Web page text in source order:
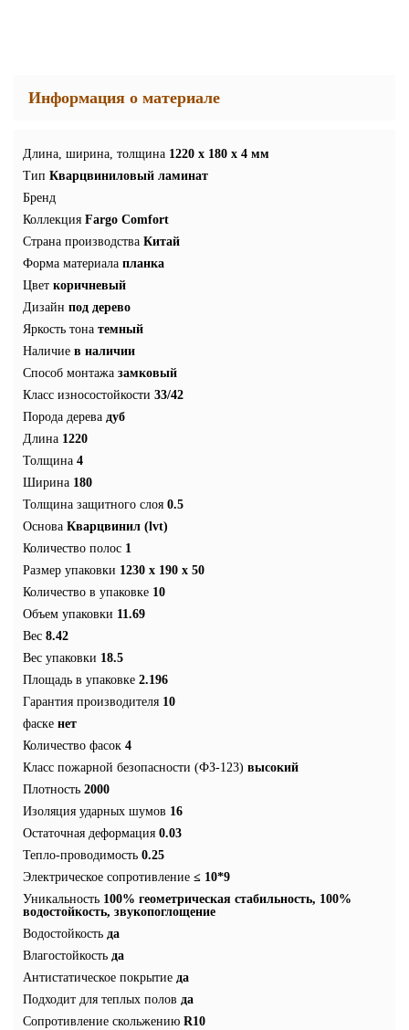
Информация о материале
Длина, ширина, толщина 1220 x 180 x 4 мм
Тип Кварцвиниловый ламинат
Бренд
Коллекция Fargo Comfort
Страна производства Китай
Форма материала планка
Цвет коричневый
Дизайн под дерево
Яркость тона темный
Наличие в наличии
Способ монтажа замковый
Класс износостойкости 33/42
Порода дерева дуб
Длина 1220
Толщина 4
Ширина 180
Толщина защитного слоя 0.5
Основа Кварцвинил (lvt)
Количество полос 1
Размер упаковки 1230 x 190 x 50
Количество в упаковке 10
Объем упаковки 11.69
Вес 8.42
Вес упаковки 18.5
Площадь в упаковке 2.196
Гарантия производителя 10
фаске нет
Количество фасок 4
Класс пожарной безопасности (ФЗ-123) высокий
Плотность 2000
Изоляция ударных шумов 16
Остаточная деформация 0.03
Тепло-проводимость 0.25
Электрическое сопротивление ≤ 10*9
Уникальность 100% геометрическая стабильность, 100%
водостойкость, звукопоглощение
Водостойкость да
Влагостойкость да
Антистатическое покрытие да
Подходит для теплых полов да
Сопротивление скольжению R10